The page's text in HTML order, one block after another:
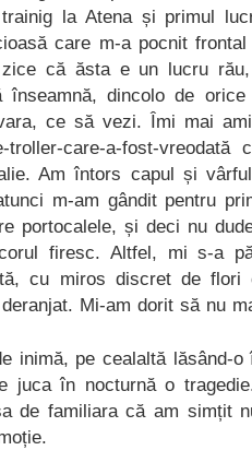
la Atena și primul
care m-a pocnit
că ăsta e un lucru
înseamnă, dincolo de
ce să vezi. Îmi mai
troller-care-a-fost-
Am întors capul și
m-am gândit pentru
portocalele, și deci nu
firesc. Altfel, mi s-a
cu miros discret de
Mi-am dorit să nu
inimă, pe cealaltă lăsând-
juca în nocturnă o
de familiara că am simțit